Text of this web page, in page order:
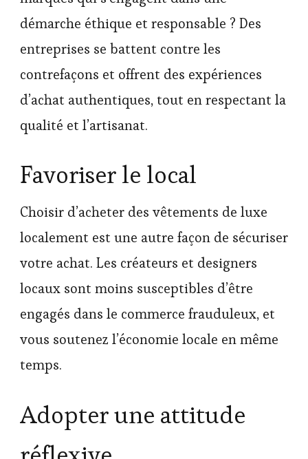
démarche éthique et responsable ? Des
entreprises se battent contre les
contrefaçons et offrent des expériences
d’achat authentiques, tout en respectant la
qualité et l’artisanat.
Favoriser le local
Choisir d’acheter des vêtements de luxe
localement est une autre façon de sécuriser
votre achat. Les créateurs et designers
locaux sont moins susceptibles d’être
engagés dans le commerce frauduleux, et
vous soutenez l’économie locale en même
temps.
Adopter une attitude